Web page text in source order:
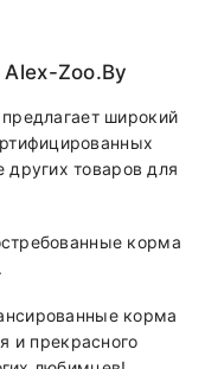
Zoo.by
широкий
товаров для
корма
корма
и прекрасного